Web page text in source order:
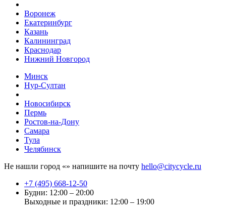
Воронеж
Екатеринбург
Казань
Калининград
Краснодар
Нижний Новгород
Минск
Нур-Султан
Новосибирск
Пермь
Ростов-на-Дону
Самара
Тула
Челябинск
Не нашли город «» напишите на почту hello@citycycle.ru
+7 (495) 668-12-50
Будни: 12:00 – 20:00
Выходные и праздники: 12:00 – 19:00